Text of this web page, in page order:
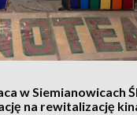
w Siemianowicach
na rewitalizację